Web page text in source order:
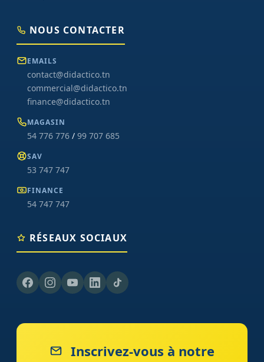
NOUS CONTACTER
EMAILS
contact@didactico.tn
commercial@didactico.tn
finance@didactico.tn
MAGASIN
54 776 776 / 99 707 685
SAV
53 747 747
FINANCE
54 747 747
RÉSEAUX SOCIAUX
Inscrivez-vous à notre